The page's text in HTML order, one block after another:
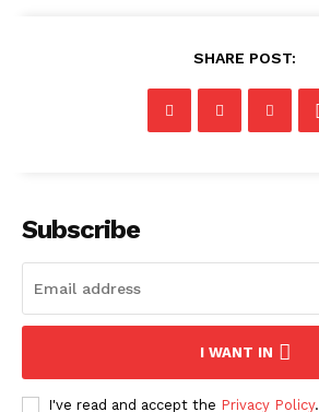
SHARE POST:
Subscribe
I WANT IN
I've read and accept the Privacy Policy.